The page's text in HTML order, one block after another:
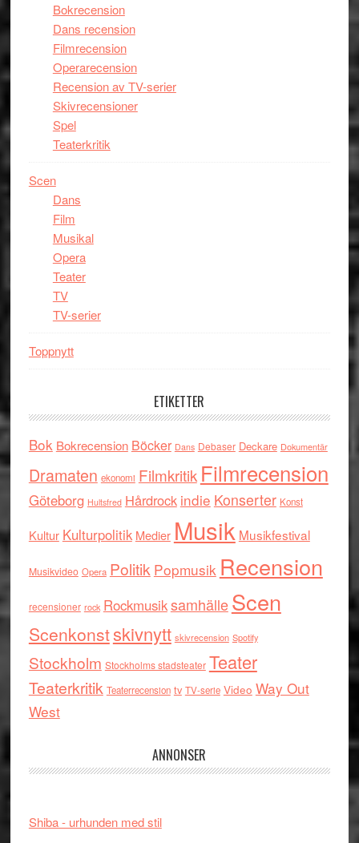
Bokrecension
Dans recension
Filmrecension
Operarecension
Recension av TV-serier
Skivrecensioner
Spel
Teaterkritik
Scen
Dans
Film
Musikal
Opera
Teater
TV
TV-serier
Toppnytt
ETIKETTER
Bok Bokrecension Böcker Dans Debaser Deckare Dokumentär
Dramaten ekonomi Filmkritik Filmrecension
Göteborg Hultsfred Hårdrock indie Konserter Konst
Kultur Kulturpolitik Medier Musik Musikfestival
Musikvideo Opera Politik Popmusik Recension
recensioner rock RockmusiksamhälleScen
Scenkonstskivnytt skivrecension Spotify
Stockholm Stockholms stadsteater Teater
Teaterkritik Teaterrecension tv TV-serie Video Way Out
West
ANNONSER
Shiba - urhunden med stil